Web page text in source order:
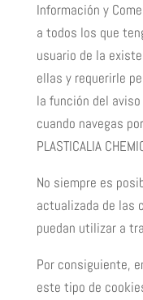
Información y
a todos los que
usuario de la
ellas y requerirle
la función del
cuando navegas
PLASTICALIA
No siempre es
actualizada de las
puedan utilizar a
Por consiguiente,
este tipo de